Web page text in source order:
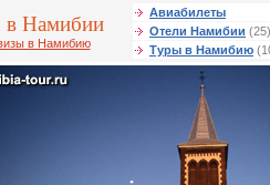
Намибии
в Намибию
Авиабилеты
Отели Намибии (25)
Туры в Намибию